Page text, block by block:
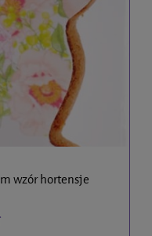
wzór hortensje